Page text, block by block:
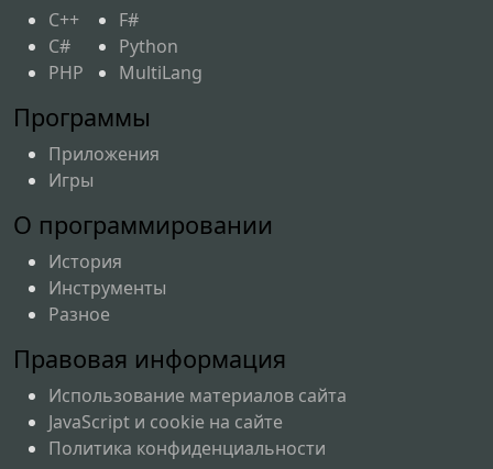
C++
C#
PHP
F#
Python
MultiLang
Программы
Приложения
Игры
О программировании
История
Инструменты
Разное
Правовая информация
Использование материалов сайта
JavaScript и cookie на сайте
Политика конфиденциальности